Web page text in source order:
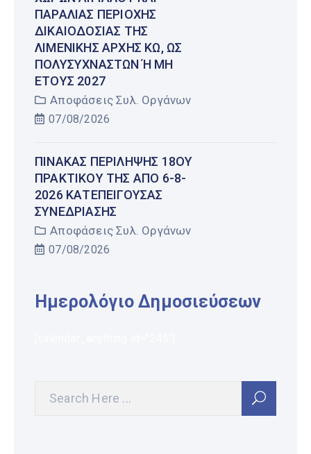
ΠΑΡΑΛΊΑΣ ΠΕΡΙΟΧΉΣ
ΔΙΚΑΙΟΔΟΣΊΑΣ ΤΗΣ
ΛΙΜΕΝΙΚΉΣ ΑΡΧΉΣ ΚΩ, ΩΣ
ΠΟΛΥΣΎΧΝΑΣΤΩΝ Ή ΜΗ Έ
ΤΟΥΣ 2027
Αποφάσεις Συλ. Οργάνων
07/08/2026
ΠΊΝΑΚΑΣ ΠΕΡΊΛΗΨΗΣ 18ΟΥ
ΠΡΑΚΤΙΚΟΎ ΤΗΣ ΑΠΌ 6-8-
2026 ΚΑΤΕΠΕΊΓΟΥΣΑΣ
ΣΥΝΕΔΡΊΑΣΗΣ
Αποφάσεις Συλ. Οργάνων
07/08/2026
Ημερολόγιο Δημοσιεύσεων